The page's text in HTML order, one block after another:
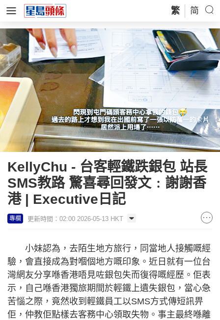
繁 简
KellyChu - 台客輕鐵跌銀包 站長
SMS教路 驚喜尋回發文﹕謝謝香
港 | Executive日記
專欄 更新時間：02:00 2026-05-13 HKT
小妹認為，去陌生地方旅行，同當地人接觸嘅經
驗，會直接成為對嗰個地方嘅印象。近日就有一位台
灣網友分享喺香港唔見咗銀包失而復得嘅經歷。佢表
示，自己喺香港獨旅期間於輕鐵上遺失銀包，當心急
苦惱之際，竟然收到輕鐵員工以SMS方式傳短訊畀
佢，仲教佢點樣去客務中心領取失物。事主最終喺離